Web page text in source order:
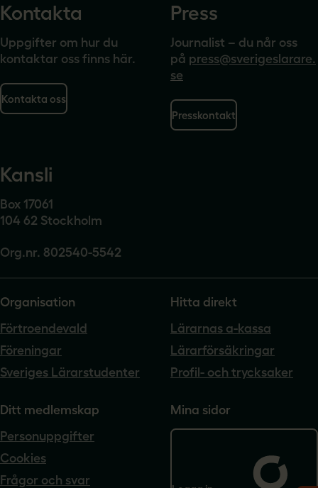
Kontakta
Uppgifter om hur du
kontaktar oss finns här.
Kontakta oss
Press
Journalist – du når oss
på press@sverigeslarare.
se
Presskontakt
Kansli
Box 17061
104 62 Stockholm
Org.nr. 802540-5542
Organisation
Förtroendevald
Föreningar
Sveriges Lärarstudenter
Hitta direkt
Lärarnas a-kassa
Lärarförsäkringar
Profil- och trycksaker
Ditt medlemskap
Personuppgifter
Cookies
Frågor och svar
Mina sidor